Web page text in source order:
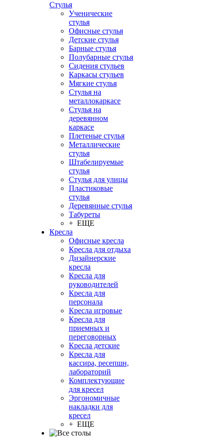
Стулья
Ученические
стулья
Офисные стулья
Детские стулья
Барные стулья
Полубарные стулья
Сидения стульев
Каркасы стульев
Мягкие стулья
Стулья на
металлокаркасе
Стулья на
деревянном
каркасе
Плетеные стулья
Металлические
стулья
Штабелируемые
стулья
Стулья для улицы
Пластиковые
стулья
Деревянные стулья
Табуреты
+ ЕЩЕ
Кресла
Офисные кресла
Кресла для отдыха
Дизайнерские
кресла
Кресла для
руководителей
Кресла для
персонала
Кресла игровые
Кресла для
приемных и
переговорных
Кресла детские
Кресла для
кассира, ресепшн,
лабораторий
Комплектующие
для кресел
Эргономичные
накладки для
кресел
+ ЕЩЕ